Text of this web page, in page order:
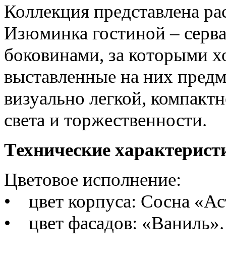
Коллекция представлена
Изюминка гостиной –
боковинами, за которыми
выставленные на них
визуально легкой,
света и торжественности.
Технические
Цветовое исполнение:
• цвет корпуса: Сосна
• цвет фасадов: «Ваниль»